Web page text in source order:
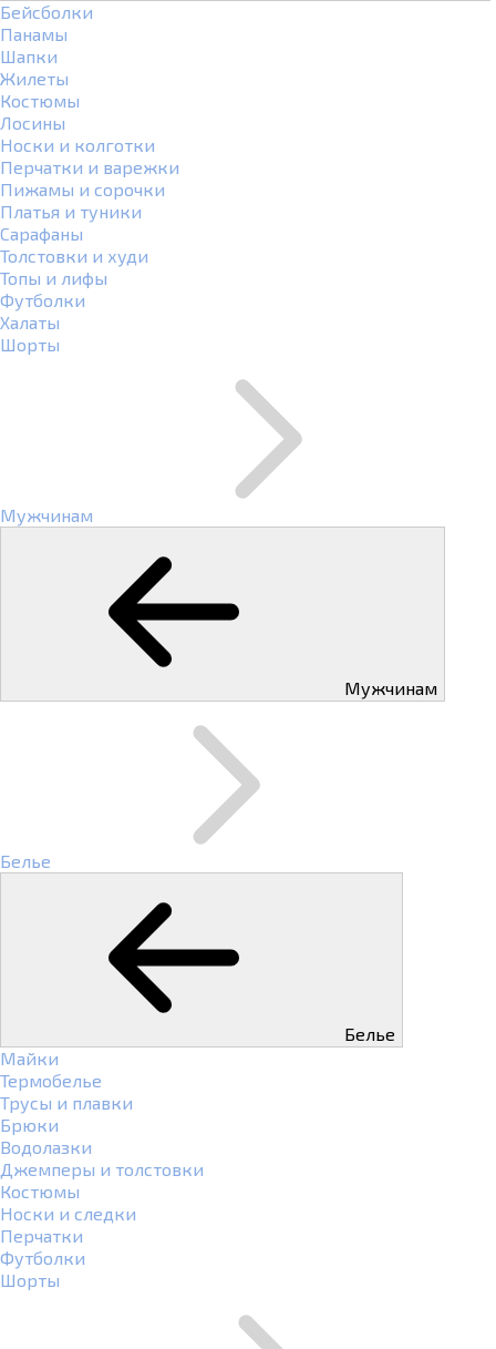
Бейсболки
Панамы
Шапки
Жилеты
Костюмы
Лосины
Носки и колготки
Перчатки и варежки
Пижамы и сорочки
Платья и туники
Сарафаны
Толстовки и худи
Топы и лифы
Футболки
Халаты
Шорты
Мужчинам
Мужчинам
Белье
Белье
Майки
Термобелье
Трусы и плавки
Брюки
Водолазки
Джемперы и толстовки
Костюмы
Носки и следки
Перчатки
Футболки
Шорты